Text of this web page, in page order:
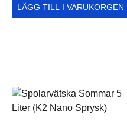
LÄGG TILL I VARUKORGEN